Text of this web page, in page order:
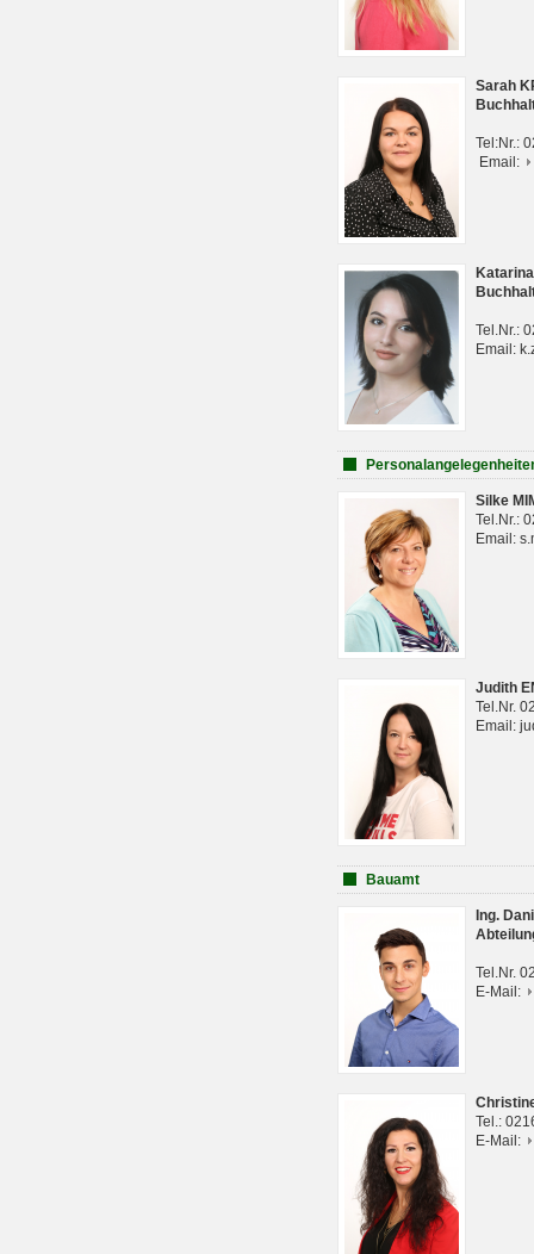
Sarah
Tel:Nr.:
Email:
Tel.Nr.:
Email:
Silke
Tel.Nr.:
Email:
Judith
Tel.Nr.
Email:
Bauamt
Ing.
Tel.Nr.
E-Mail:
Tel.:
E-Mail: